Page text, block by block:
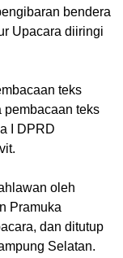
bendera
Upacara diiringi
teks
pembacaan teks
I DPRD
oleh
Pramuka
dan ditutup
Selatan.